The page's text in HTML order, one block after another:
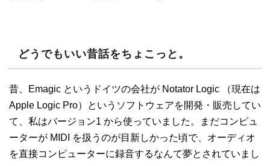
どうでもいい昔話をちょこっと。
昔、Emagic というドイツの会社が Notator Logic （現在は
Apple Logic Pro）というソフトウェアを開発・販売してい
て、私はバージョン1 から使っていました。まだコンピュ
ーターが MIDI を扱うのが目新しかった頃で、オーディオ
を直接コンピューターに録音するなんて夢とされていまし